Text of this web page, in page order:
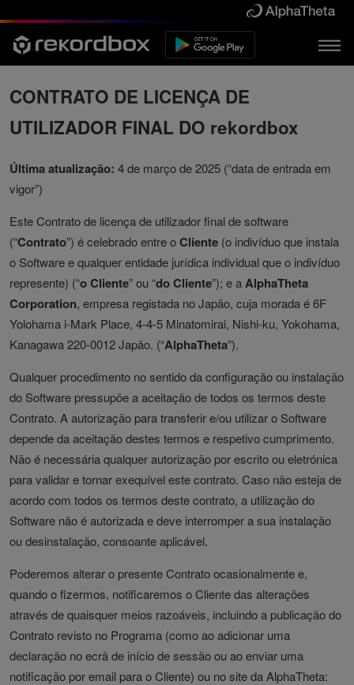
CONTRATO DE LICENÇA DE
UTILIZADOR FINAL DO rekordbox
Última atualização: 4 de março de 2025 (“data de entrada em
vigor”)
Este Contrato de licença de utilizador final de software
(“Contrato”) é celebrado entre oCliente (o indivíduo que instala
o Software e qualquer entidade jurídica individual que o indivíduo
represente) (“o Cliente” ou “do Cliente”); e aAlphaTheta
Corporation, empresa registada no Japão, cuja morada é 6F
Yolohama i-Mark Place, 4-4-5 Minatomirai, Nishi-ku, Yokohama,
Kanagawa 220-0012 Japão. (“AlphaTheta”).
Qualquer procedimento no sentido da configuração ou instalação
do Software pressupõe a aceitação de todos os termos deste
Contrato. A autorização para transferir e/ou utilizar o Software
depende da aceitação destes termos e respetivo cumprimento.
Não é necessária qualquer autorização por escrito ou eletrónica
para validar e tornar exequível este contrato. Caso não esteja de
acordo com todos os termos deste contrato, a utilização do
Software não é autorizada e deve interromper a sua instalação
ou desinstalação, consoante aplicável.
Poderemos alterar o presente Contrato ocasionalmente e,
quando o fizermos, notificaremos o Cliente das alterações
através de quaisquer meios razoáveis, incluindo a publicação do
Contrato revisto no Programa (como ao adicionar uma
declaração no ecrã de início de sessão ou ao enviar uma
notificação por email para o Cliente) ou no site da AlphaTheta: